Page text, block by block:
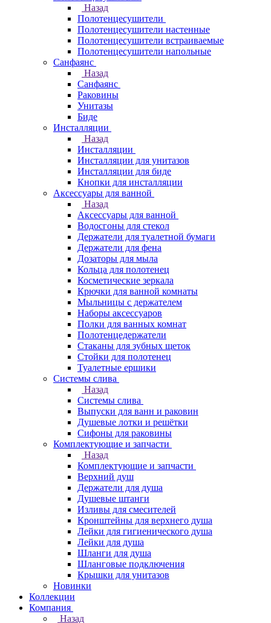
Назад
Полотенцесушители
Полотенцесушители настенные
Полотенцесушители встраиваемые
Полотенцесушители напольные
Санфаянс
Назад
Санфаянс
Раковины
Унитазы
Биде
Инсталляции
Назад
Инсталляции
Инсталляции для унитазов
Инсталляции для биде
Кнопки для инсталляции
Аксессуары для ванной
Назад
Аксессуары для ванной
Водосгоны для стекол
Держатели для туалетной бумаги
Держатели для фена
Дозаторы для мыла
Кольца для полотенец
Косметические зеркала
Крючки для ванной комнаты
Мыльницы с держателем
Наборы аксессуаров
Полки для ванных комнат
Полотенцедержатели
Стаканы для зубных щеток
Стойки для полотенец
Туалетные ершики
Системы слива
Назад
Системы слива
Выпуски для ванн и раковин
Душевые лотки и решётки
Сифоны для раковины
Комплектующие и запчасти
Назад
Комплектующие и запчасти
Верхний душ
Держатели для душа
Душевые штанги
Изливы для смесителей
Кронштейны для верхнего душа
Лейки для гигиенического душа
Лейки для душа
Шланги для душа
Шланговые подключения
Крышки для унитазов
Новинки
Коллекции
Компания
Назад